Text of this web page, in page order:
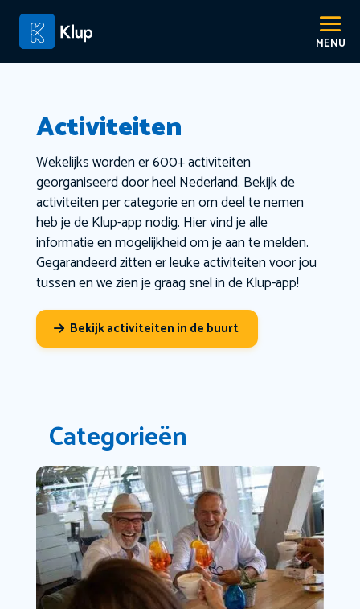
Activiteiten
Wekelijks worden er 600+ activiteiten
georganiseerd door heel Nederland. Bekijk de
activiteiten per categorie en om deel te nemen
heb je de Klup-app nodig. Hier vind je alle
informatie en mogelijkheid om je aan te melden.
Gegarandeerd zitten er leuke activiteiten voor jou
tussen en we zien je graag snel in de Klup-app!
Bekijk activiteiten in de buurt
Categorieën